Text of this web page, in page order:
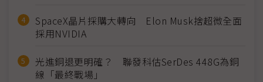
SpaceX晶片採購大轉向 Elon Musk捨超微全面
採用NVIDIA
光進銅退更明確？ 聯發科估SerDes 448G為銅
線「最終戰場」